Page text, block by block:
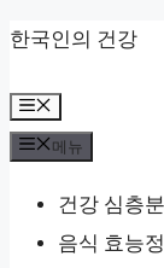
컨
츠
로
한국인의 건강
메
뉴
메뉴
건강 심층
음식 효능